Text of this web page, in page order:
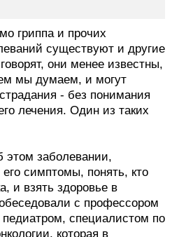
гриппа и прочих
существуют и другие
они менее известны,
мы думаем, и могут
- без понимания
лечения. Один из таких
этом заболевании,
его симптомы, понять, кто
и взять здоровье в
с профессором
специалистом по
которая в